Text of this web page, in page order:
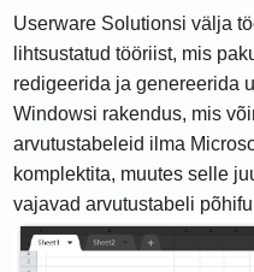
Userware Solutionsi välja
lihtsustatud tööriist, mis
redigeerida ja genereerida
Windowsi rakendus, mis
arvutustabeleid ilma
komplektita, muutes selle
vajavad arvutustabeli